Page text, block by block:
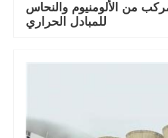
من الألومنيوم والنحاس
للمبادل الحراري